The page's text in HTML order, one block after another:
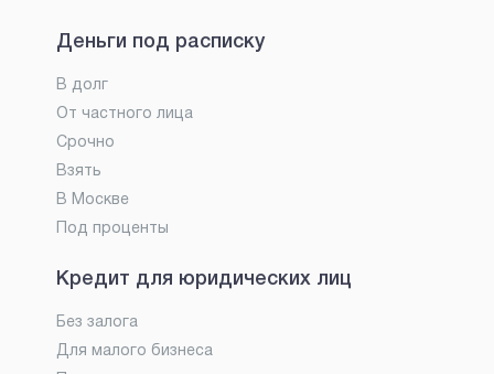
Деньги под расписку
В долг
От частного лица
Срочно
Взять
В Москве
Под проценты
Кредит для юридических лиц
Без залога
Для малого бизнеса